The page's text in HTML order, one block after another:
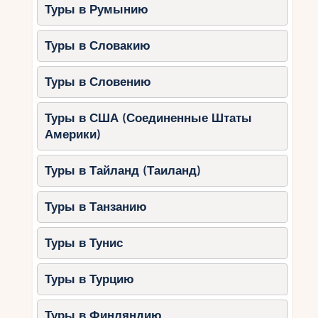
5. Aqua Paradise Resort &
Aquapark (Несебр)
Этот отель — настоящая находка для
любителей водных развлечений.
Особенности:
Один из крупнейших аквапарков
Болгарии на территории отеля.
Бассейны с зонами для релаксации.
Водные аттракционы для всех
возрастов.
Спортивные зоны и развлекательные
программы.
Почему выбрать:
идеально подойдёт для семей, которые хотят
Туры в Румынию
Туры в Словакию
Туры в Словению
Туры в США (Соединенные Штаты
Америки)
Туры в Тайланд (Таиланд)
Туры в Танзанию
Туры в Тунис
Туры в Турцию